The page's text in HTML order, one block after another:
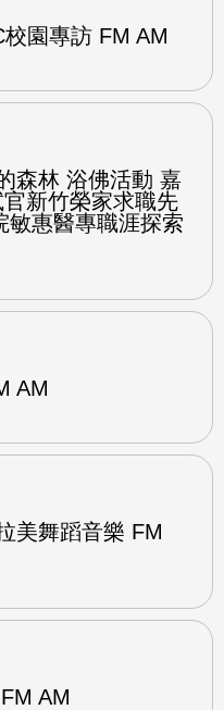
園專訪 FM AM
森林 浴佛活動 嘉
新竹榮家求職先
敏惠醫專職涯探索
AM
美舞蹈音樂 FM
AM